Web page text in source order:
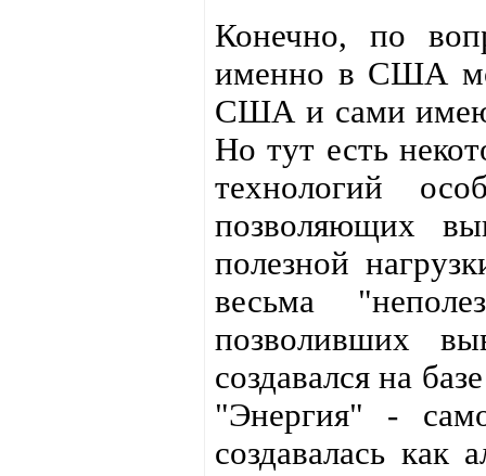
Конечно, по
именно в США
США и сами
Но тут есть
технологий
позволяющих
полезной
весьма
позволивших
создавался на
"Энергия" -
создавалась как